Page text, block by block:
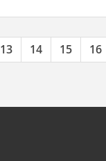
13 14 15 16